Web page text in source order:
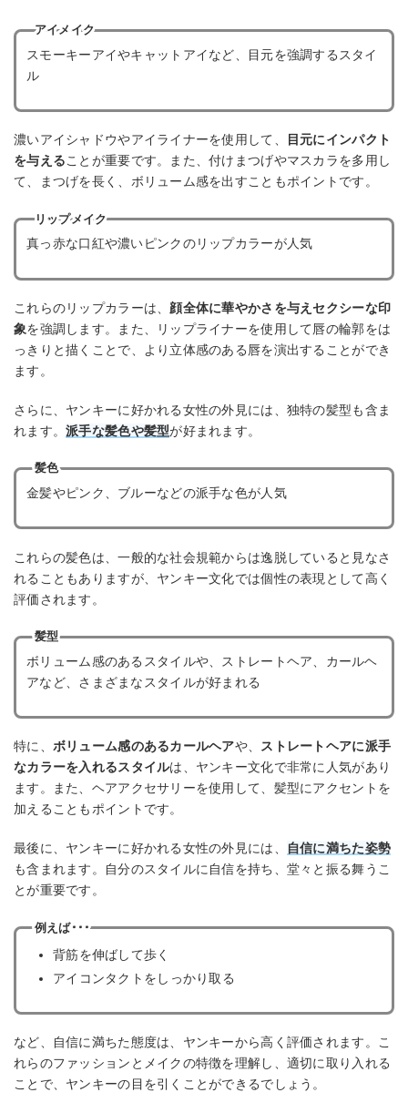
アイメイク
スモーキーアイやキャットアイなど、目元を強調するスタイ
ル
濃いアイシャドウやアイライナーを使用して、
目元にインパクト
を与えることが重要です。また、付けまつげやマスカラを多用し
て、まつげを長く、ボリューム感を出すこともポイントです。
リップメイク
真っ赤な口紅や濃いピンクのリップカラーが人気
これらのリップカラーは、 顔全体に華やかさを与えセクシーな印
象を強調します。また、リップライナーを使用して唇の輪郭をは
っきりと描くことで、より立体感のある唇を演出することができ
ます。
さらに、ヤンキーに好かれる女性の外見には、独特の髪型も含ま
れます。派手な髪色や髪型が好まれます。
髪色
金髪やピンク、ブルーなどの派手な色が人気
これらの髪色は、一般的な社会規範からは逸脱していると見なさ
れることもありますが、ヤンキー文化では個性の表現として高く
評価されます。
髪型
ボリューム感のあるスタイルや、ストレートヘア、カールヘ
アなど、さまざまなスタイルが好まれる
特に、 ボリューム感のあるカールヘアや、 ストレートヘアに派手
なカラーを入れるスタイルは、ヤンキー文化で非常に人気があり
ます。また、ヘアアクセサリーを使用して、髪型にアクセントを
加えることもポイントです。
最後に、ヤンキーに好かれる女性の外見には、
自信に満ちた姿勢
も含まれます。自分のスタイルに自信を持ち、堂々と振る舞うこ
とが重要です。
例えば･･･
背筋を伸ばして歩く
アイコンタクトをしっかり取る
など、自信に満ちた態度は、ヤンキーから高く評価されます。こ
れらのファッションとメイクの特徴を理解し、適切に取り入れる
ことで、ヤンキーの目を引くことができるでしょう。